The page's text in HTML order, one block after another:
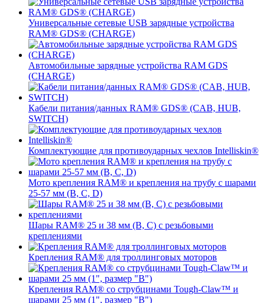
Универсальные сетевые USB зарядные устройства
RAM® GDS® (CHARGE)
Автомобильные зарядные устройства RAM GDS
(CHARGE)
Кабели питания/данных RAM® GDS® (CAB, HUB,
SWITCH)
Комплектующие для противоударных чехлов Intelliskin®
Мото крепления RAM® и крепления на трубу с шарами
25-57 мм (B, C, D)
Шары RAM® 25 и 38 мм (B, C) с резьбовыми
креплениями
Крепления RAM® для троллинговых моторов
Крепления RAM® со струбцинами Tough-Claw™ и
шарами 25 мм (1", размер "B")